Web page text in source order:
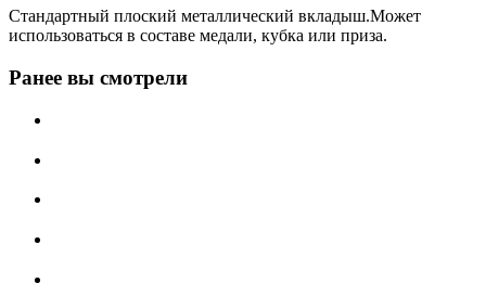
Стандартный плоский металлический вкладыш.Может
использоваться в составе медали, кубка или приза.
Ранее вы смотрели